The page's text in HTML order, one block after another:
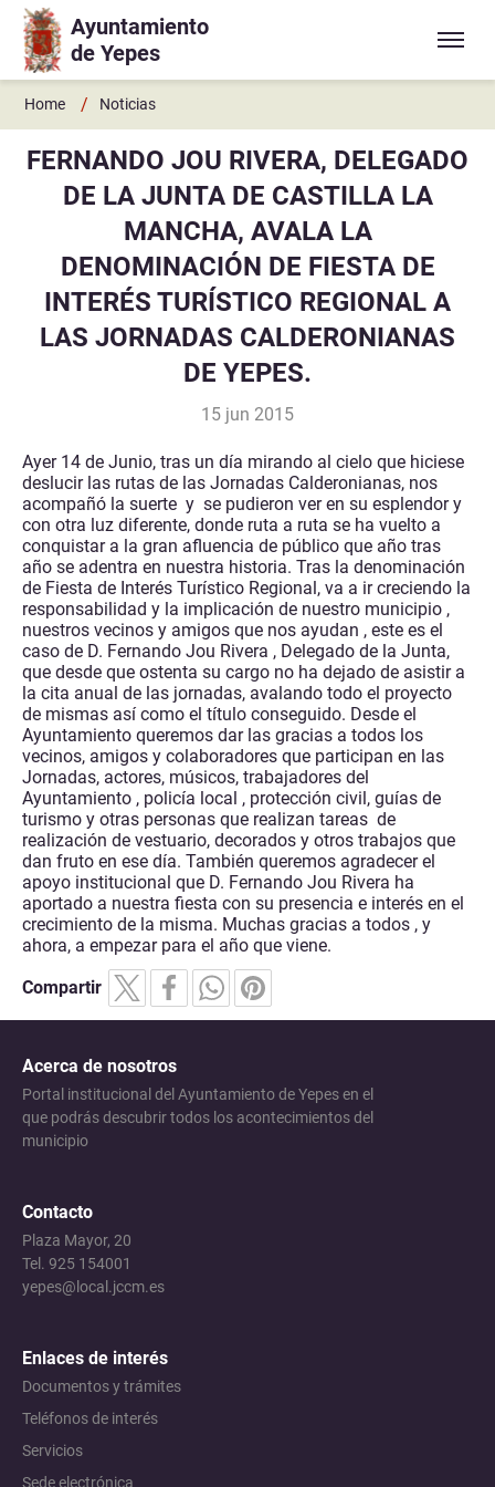
Ir a contenido principal
Ayuntamiento
de Yepes
Home / Noticias
FERNANDO JOU RIVERA, DELEGADO
DE LA JUNTA DE CASTILLA LA
MANCHA, AVALA LA
DENOMINACIÓN DE FIESTA DE
INTERÉS TURÍSTICO REGIONAL A
LAS JORNADAS CALDERONIANAS
DE YEPES.
15 jun 2015
Ayer 14 de Junio, tras un día mirando al cielo que hiciese
deslucir las rutas de las Jornadas Calderonianas, nos
acompañó la suerte y se pudieron ver en su esplendor y
con otra luz diferente, donde ruta a ruta se ha vuelto a
conquistar a la gran afluencia de público que año tras
año se adentra en nuestra historia. Tras la denominación
de Fiesta de Interés Turístico Regional, va a ir creciendo la
responsabilidad y la implicación de nuestro municipio ,
nuestros vecinos y amigos que nos ayudan , este es el
caso de D. Fernando Jou Rivera , Delegado de la Junta,
que desde que ostenta su cargo no ha dejado de asistir a
la cita anual de las jornadas, avalando todo el proyecto
de mismas así como el título conseguido. Desde el
Ayuntamiento queremos dar las gracias a todos los
vecinos, amigos y colaboradores que participan en las
Jornadas, actores, músicos, trabajadores del
Ayuntamiento , policía local , protección civil, guías de
turismo y otras personas que realizan tareas de
realización de vestuario, decorados y otros trabajos que
dan fruto en ese día. También queremos agradecer el
apoyo institucional que D. Fernando Jou Rivera ha
aportado a nuestra fiesta con su presencia e interés en el
crecimiento de la misma. Muchas gracias a todos , y
ahora, a empezar para el año que viene.
Compartir
Acerca de nosotros
Portal institucional del Ayuntamiento de Yepes en el
que podrás descubrir todos los acontecimientos del
municipio
Contacto
Plaza Mayor, 20
Tel. 925 154001
yepes@local.jccm.es
Enlaces de interés
Documentos y trámites
Teléfonos de interés
Servicios
Sede electrónica